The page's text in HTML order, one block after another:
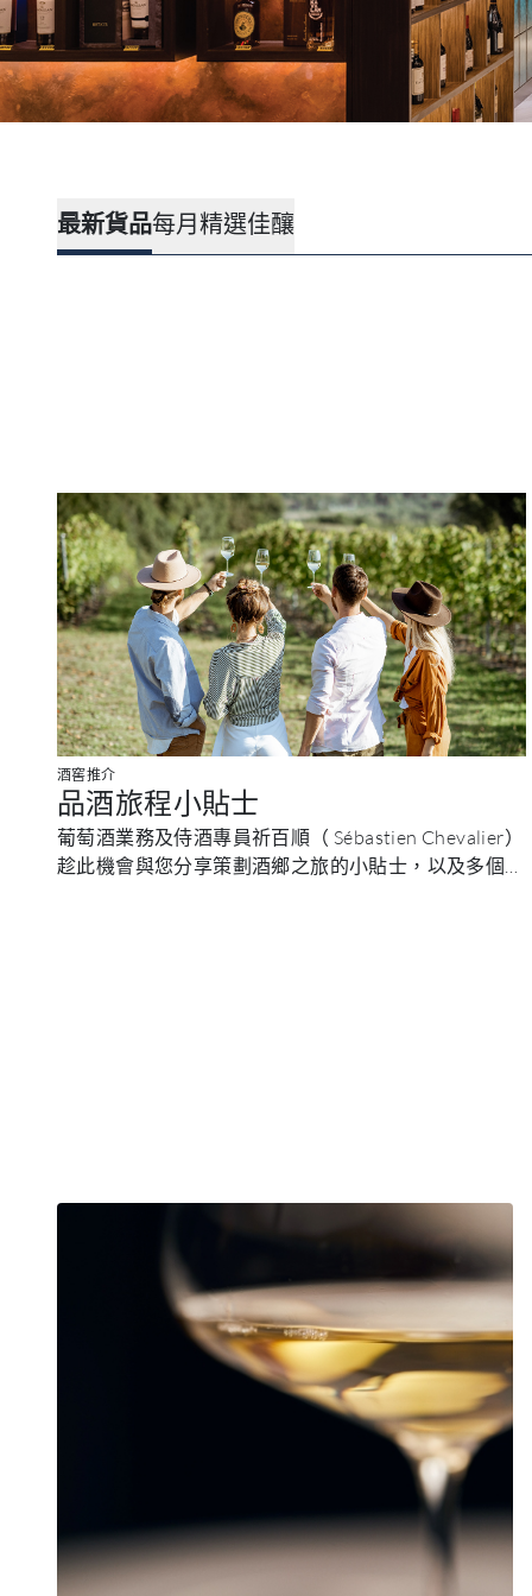
最新貨品每月精選佳釀
酒窖推介
品酒旅程小貼士
葡萄酒業務及侍酒專員祈百順（ Sébastien Chevalier）
趁此機會與您分享策劃酒鄉之旅的小貼士，以及多個實